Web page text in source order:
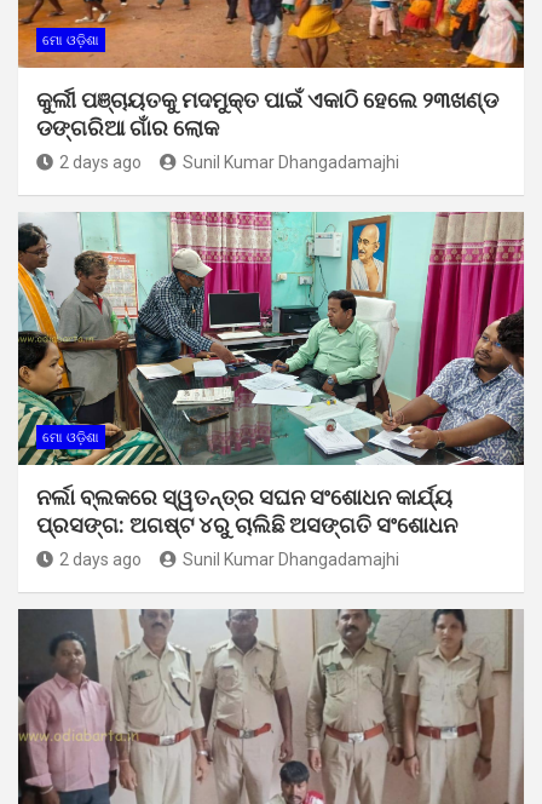
ମୋ ଓଡ଼ିଶା
କୁର୍ଲୀ ପଞ୍ଚାୟତକୁ ମଦମୁକ୍ତ ପାଇଁ ଏକାଠି ହେଲେ ୨୩ଖଣ୍ଡ
ଡଙ୍ଗରିଆ ଗାଁର ଲୋକ
2 days ago Sunil Kumar Dhangadamajhi
ମୋ ଓଡ଼ିଶା
ନର୍ଲା ବ୍ଲକରେ ସ୍ୱତନ୍ତ୍ର ସଘନ ସଂଶୋଧନ କାର୍ଯ୍ୟ
ପ୍ରସଙ୍ଗ: ଅଗଷ୍ଟ ୪ରୁ ଚାଲିଛି ଅସଙ୍ଗତି ସଂଶୋଧନ
2 days ago Sunil Kumar Dhangadamajhi